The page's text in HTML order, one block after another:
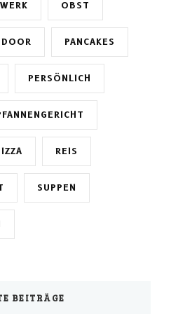
OBST
PANCAKES
PERSÖNLICH
REIS
SUPPEN
BEITRÄGE